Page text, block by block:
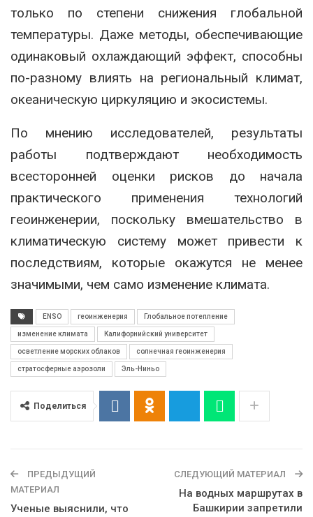
только по степени снижения глобальной
температуры. Даже методы, обеспечивающие
одинаковый охлаждающий эффект, способны
по-разному влиять на региональный климат,
океаническую циркуляцию и экосистемы.
По мнению исследователей, результаты
работы подтверждают необходимость
всесторонней оценки рисков до начала
практического применения технологий
геоинженерии, поскольку вмешательство в
климатическую систему может привести к
последствиям, которые окажутся не менее
значимыми, чем само изменение климата.
ENSO геоинженерия Глобальное потепление
изменение климата Калифорнийский университет
осветление морских облаков солнечная геоинженерия
стратосферные аэрозоли Эль-Ниньо
Поделиться
ПРЕДЫДУЩИЙ
МАТЕРИАЛ
Ученые выяснили, что
СЛЕДУЮЩИЙ МАТЕРИАЛ
На водных маршрутах в
Башкирии запретили